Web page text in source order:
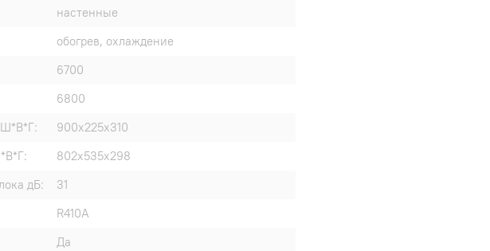
настенные
обогрев, охлаждение
6700
6800
Ш*В*Г:
900x225x310
802x535x298
дБ:
31
R410A
Да